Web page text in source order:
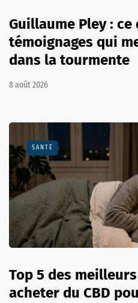
Guillaume Pley :
témoignages qui
dans la tourmente
8 août 2026
SANTÉ
Top 5 des
acheter du CBD